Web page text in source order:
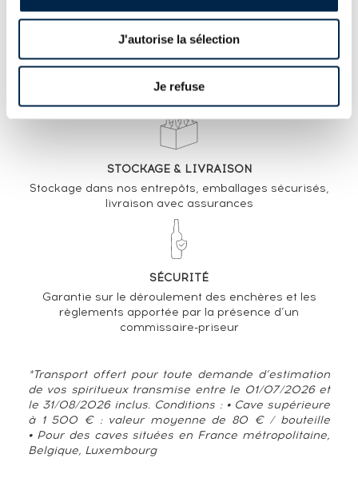
J'autorise la sélection
Je refuse
EXPERTISE
100% des whiskies et spiritueux proposés
expertisés par nos spécialistes. Garantie
d’authenticité
STOCKAGE & LIVRAISON
Stockage dans nos entrepôts, emballages sécurisés,
livraison avec assurances
SÉCURITÉ
Garantie sur le déroulement des enchères et les
règlements apportée par la présence d’un
commissaire-priseur
*Transport offert pour toute demande d’estimation
de vos spiritueux transmise entre le 01/07/2026 et
le 31/08/2026 inclus. Conditions : • Cave supérieure
à 1 500 € : valeur moyenne de 80 € / bouteille
• Pour des caves situées en France métropolitaine,
Belgique, Luxembourg